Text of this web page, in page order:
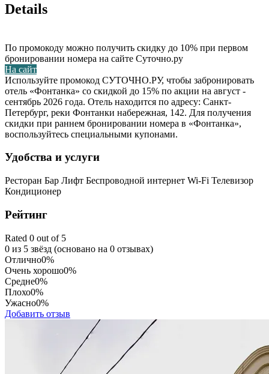
Details
По промокоду можно получить скидку до 10% при первом
бронировании номера на сайте Суточно.ру
На сайт
Используйте промокод СУТОЧНО.РУ, чтобы забронировать
отель «Фонтанка» со скидкой до 15% по акции на август -
сентябрь 2026 года. Отель находится по адресу: Санкт-
Петербург, реки Фонтанки набережная, 142. Для получения
скидки при раннем бронировании номера в «Фонтанка»,
воспользуйтесь специальными купонами.
Удобства и услуги
Ресторан Бар Лифт Беспроводной интернет Wi-Fi Телевизор
Кондиционер
Рейтинг
Rated 0 out of 5
0 из 5 звёзд (основано на 0 отзывах)
Отлично0%
Очень хорошо0%
Средне0%
Плохо0%
Ужасно0%
Добавить отзыв